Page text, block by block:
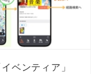
ベンティア」